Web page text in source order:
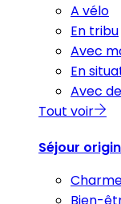
A vélo
En tribu
Avec
En
Avec
Tout voir
Séjour
Bien-